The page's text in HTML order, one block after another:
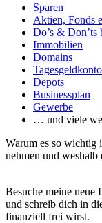
Sparen
Aktien, Fonds
Do’s & Don’ts
Immobilien
Domains
Tagesgeldkonto
Depots
Businessplan
Gewerbe
… und viele
Warum es so wichtig
nehmen und
Besuche meine neue
und schreib dich in
finanziell frei wirst.